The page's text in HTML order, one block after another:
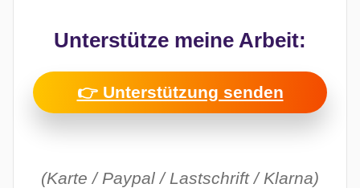
Unterstütze meine Arbeit:
👉 Unterstützung senden
(Karte / Paypal / Lastschrift / Klarna)